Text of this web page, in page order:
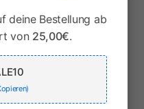
hat lange Ärmel zum
befindet sich eine schöne
das Hemd besonders
deine Bestellung ab
von 25,00€.